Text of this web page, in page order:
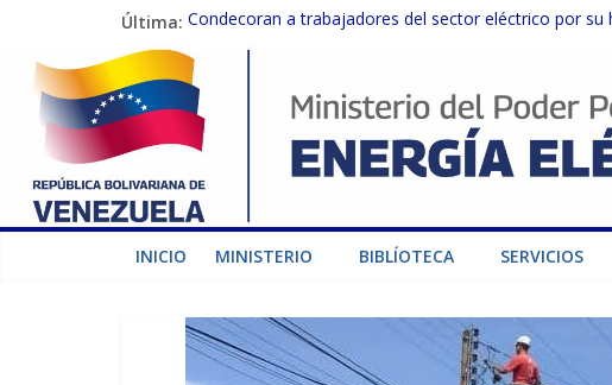
Última: Condecoran a trabajadores del sector eléctrico por su
Gobierno Nacional coordina acciones con el sector
Inspeccionan trabajos de rehabilitación en
Gobierno Nacional activa plan preventivo para
Termocarabobo recupera el 50% de su capacidad de
INICIO MINISTERIO BIBLÍOTECA SERVICIOS